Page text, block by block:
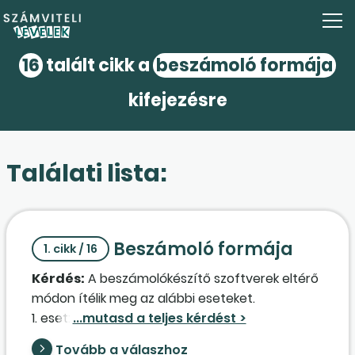
16 talált cikk a beszámoló formája
kifejezésre
Találati lista:
1. cikk / 16 Beszámoló formája
Kérdés: A beszámolókészítő szoftverek eltérő
módon ítélik meg az alábbi eseteket.
1. eset: 2023. évi adatok: mérlegfőösszeg:
2.023.000 E Ft; árbevétel: 1.698.000 E Ft;
Tovább a válaszhoz